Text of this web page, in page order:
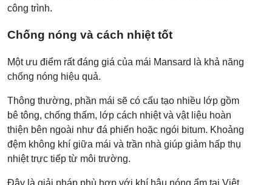
công trình.
Chống nóng và cách nhiệt tốt
Một ưu điểm rất đáng giá của mái Mansard là khả năng
chống nóng hiệu quả.
Thông thường, phần mái sẽ có cấu tạo nhiều lớp gồm
bê tông, chống thấm, lớp cách nhiệt và vật liệu hoàn
thiện bên ngoài như đá phiến hoặc ngói bitum. Khoảng
đệm không khí giữa mái và trần nhà giúp giảm hấp thụ
nhiệt trực tiếp từ môi trường.